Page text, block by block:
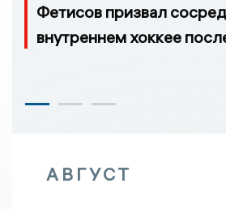
Фетисов призвал
внутреннем хоккее
АВГУСТ